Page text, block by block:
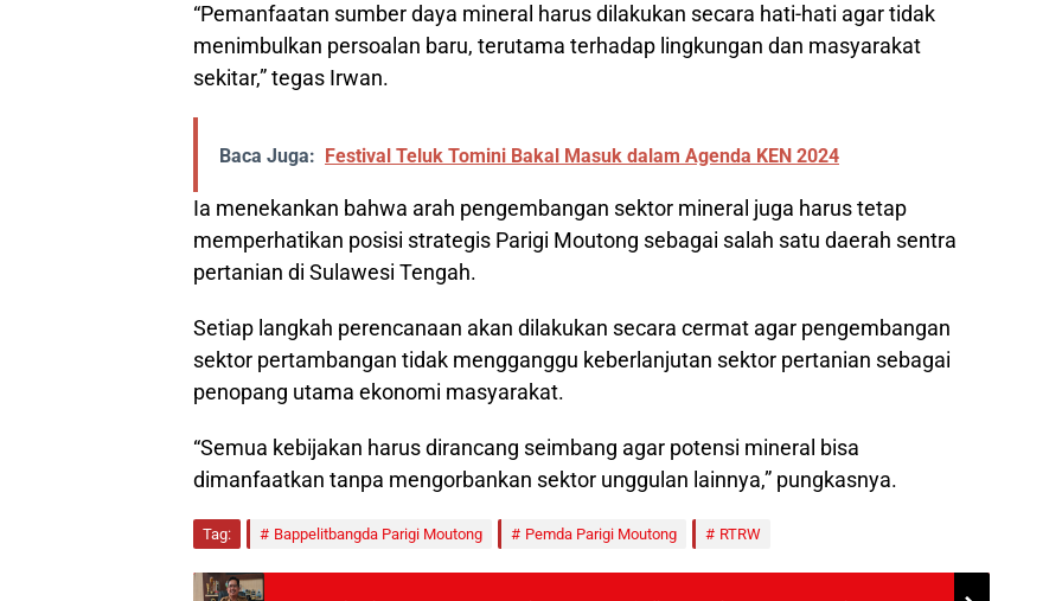
“Pemanfaatan sumber daya mineral harus dilakukan secara hati-hati agar tidak
menimbulkan persoalan baru, terutama terhadap lingkungan dan masyarakat
sekitar,” tegas Irwan.
Baca Juga: Festival Teluk Tomini Bakal Masuk dalam Agenda KEN 2024
Ia menekankan bahwa arah pengembangan sektor mineral juga harus tetap
memperhatikan posisi strategis Parigi Moutong sebagai salah satu daerah sentra
pertanian di Sulawesi Tengah.
Setiap langkah perencanaan akan dilakukan secara cermat agar pengembangan
sektor pertambangan tidak mengganggu keberlanjutan sektor pertanian sebagai
penopang utama ekonomi masyarakat.
“Semua kebijakan harus dirancang seimbang agar potensi mineral bisa
dimanfaatkan tanpa mengorbankan sektor unggulan lainnya,” pungkasnya.
Tag: Bappelitbangda Parigi Moutong Pemda Parigi Moutong RTRW